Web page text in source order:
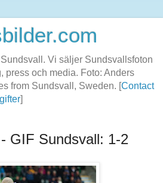
Vi säljer Sundsvallsfoton
press och media. Foto: Anders
from Sundsvall, Sweden. [Contact
]
GIF Sundsvall: 1-2